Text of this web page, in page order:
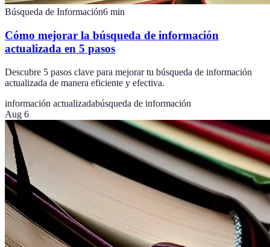
Búsqueda de Información6 min
Cómo mejorar la búsqueda de información
actualizada en 5 pasos
Descubre 5 pasos clave para mejorar tu búsqueda de información
actualizada de manera eficiente y efectiva.
información actualizadabúsqueda de información
Aug 6